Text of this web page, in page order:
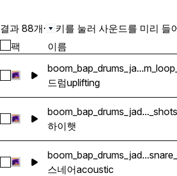
결과 88개· 키를 눌러 사운드를 미리 들
팩 이름
드럼uplifting
하이햇
스네어acoustic